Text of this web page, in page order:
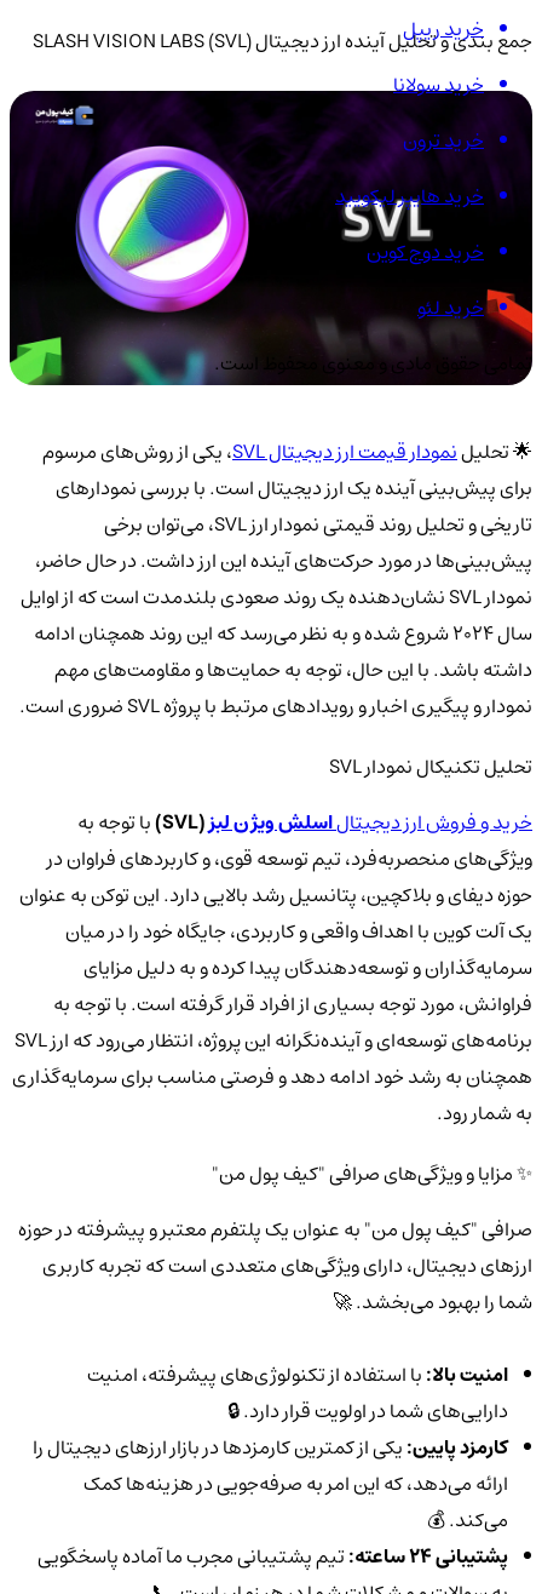
جمع بندی و تحلیل آینده ارز دیجیتال SLASH VISION LABS (SVL)
🌟 تحلیلنمودار قیمت ارز دیجیتال SVL
، یکی از روش‌های مرسوم
برای پیش‌بینی آینده یک ارز دیجیتال است. با بررسی نمودارهای
تاریخی و تحلیل روند قیمتی نمودار ارز SVL، می‌توان برخی
پیش‌بینی‌ها در مورد حرکت‌های آینده این ارز داشت. در حال حاضر،
نمودار SVL نشان‌دهنده یک روند صعودی بلندمدت است که از اوایل
سال 2024 شروع شده و به نظر می‌رسد که این روند همچنان ادامه
داشته باشد. با این حال، توجه به حمایت‌ها و مقاومت‌های مهم
نمودار و پیگیری اخبار و رویدادهای مرتبط با پروژه SVL ضروری است.
تحلیل تکنیکال نمودار SVL
خرید و فروش ارز دیجیتالاسلش ویژن لبز(SVL)
با توجه به
ویژگی‌های منحصربه‌فرد، تیم توسعه قوی، و کاربردهای فراوان در
حوزه دیفای و بلاکچین، پتانسیل رشد بالایی دارد. این توکن به عنوان
یک آلت کوین با اهداف واقعی و کاربردی، جایگاه خود را در میان
سرمایه‌گذاران و توسعه‌دهندگان پیدا کرده و به دلیل مزایای
فراوانش، مورد توجه بسیاری از افراد قرار گرفته است. با توجه به
برنامه‌های توسعه‌ای و آینده‌نگرانه این پروژه، انتظار می‌رود که ارز SVL
همچنان به رشد خود ادامه دهد و فرصتی مناسب برای سرمایه‌گذاری
به شمار رود.
✨ مزایا و ویژگی‌های صرافی "کیف پول من"
صرافی "کیف پول من" به عنوان یک پلتفرم معتبر و پیشرفته در حوزه
ارزهای دیجیتال، دارای ویژگی‌های متعددی است که تجربه کاربری
شما را بهبود می‌بخشد. 🚀
امنیت بالا:با استفاده از تکنولوژی‌های پیشرفته، امنیت
دارایی‌های شما در اولویت قرار دارد. 🔒
کارمزد پایین:یکی از کمترین کارمزدها در بازار ارزهای دیجیتال را
ارائه می‌دهد، که این امر به صرفه‌جویی در هزینه‌ها کمک
می‌کند. 💰
پشتیبانی 24 ساعته:
تیم پشتیبانی مجرب ما آماده پاسخگویی
خرید ریپل
خرید سولانا
خرید ترون
خرید هایپر لیکویید
خرید دوج کوین
خرید لئو
تمامی حقوق مادی و معنوی محفوظ است.